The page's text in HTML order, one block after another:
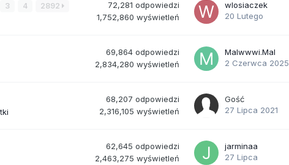
3 4 2892 72,281 odpowiedzi
1,752,860 wyświetleń
wlosiaczek
20 Lutego
69,864 odpowiedzi
2,834,280 wyświetleń
Malwwwi.Mal
2 Czerwca 2025
68,207 odpowiedzi
2,316,105 wyświetleń
Gość
27 Lipca 2021
62,645 odpowiedzi
2,463,275 wyświetleń
jarminaa
27 Lipca